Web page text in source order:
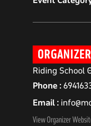
ORGANIZER
Riding School
Phone
Email
View Organizer